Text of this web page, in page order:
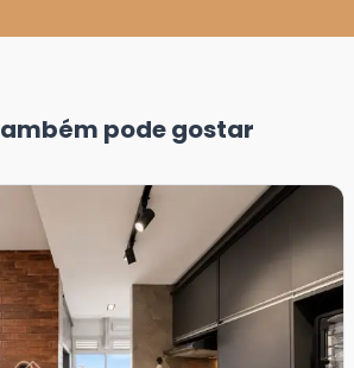
pode gostar